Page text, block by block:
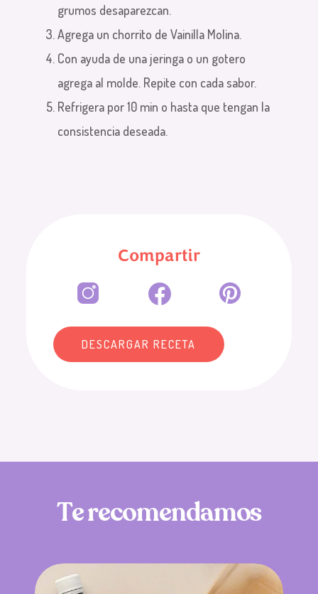
grumos desaparezcan.
Agrega un chorrito de Vainilla Molina.
Con ayuda de una jeringa o un gotero
agrega al molde. Repite con cada sabor.
Refrigera por 10 min o hasta que tengan la
consistencia deseada.
Compartir
DESCARGAR RECETA
Terecomendamos